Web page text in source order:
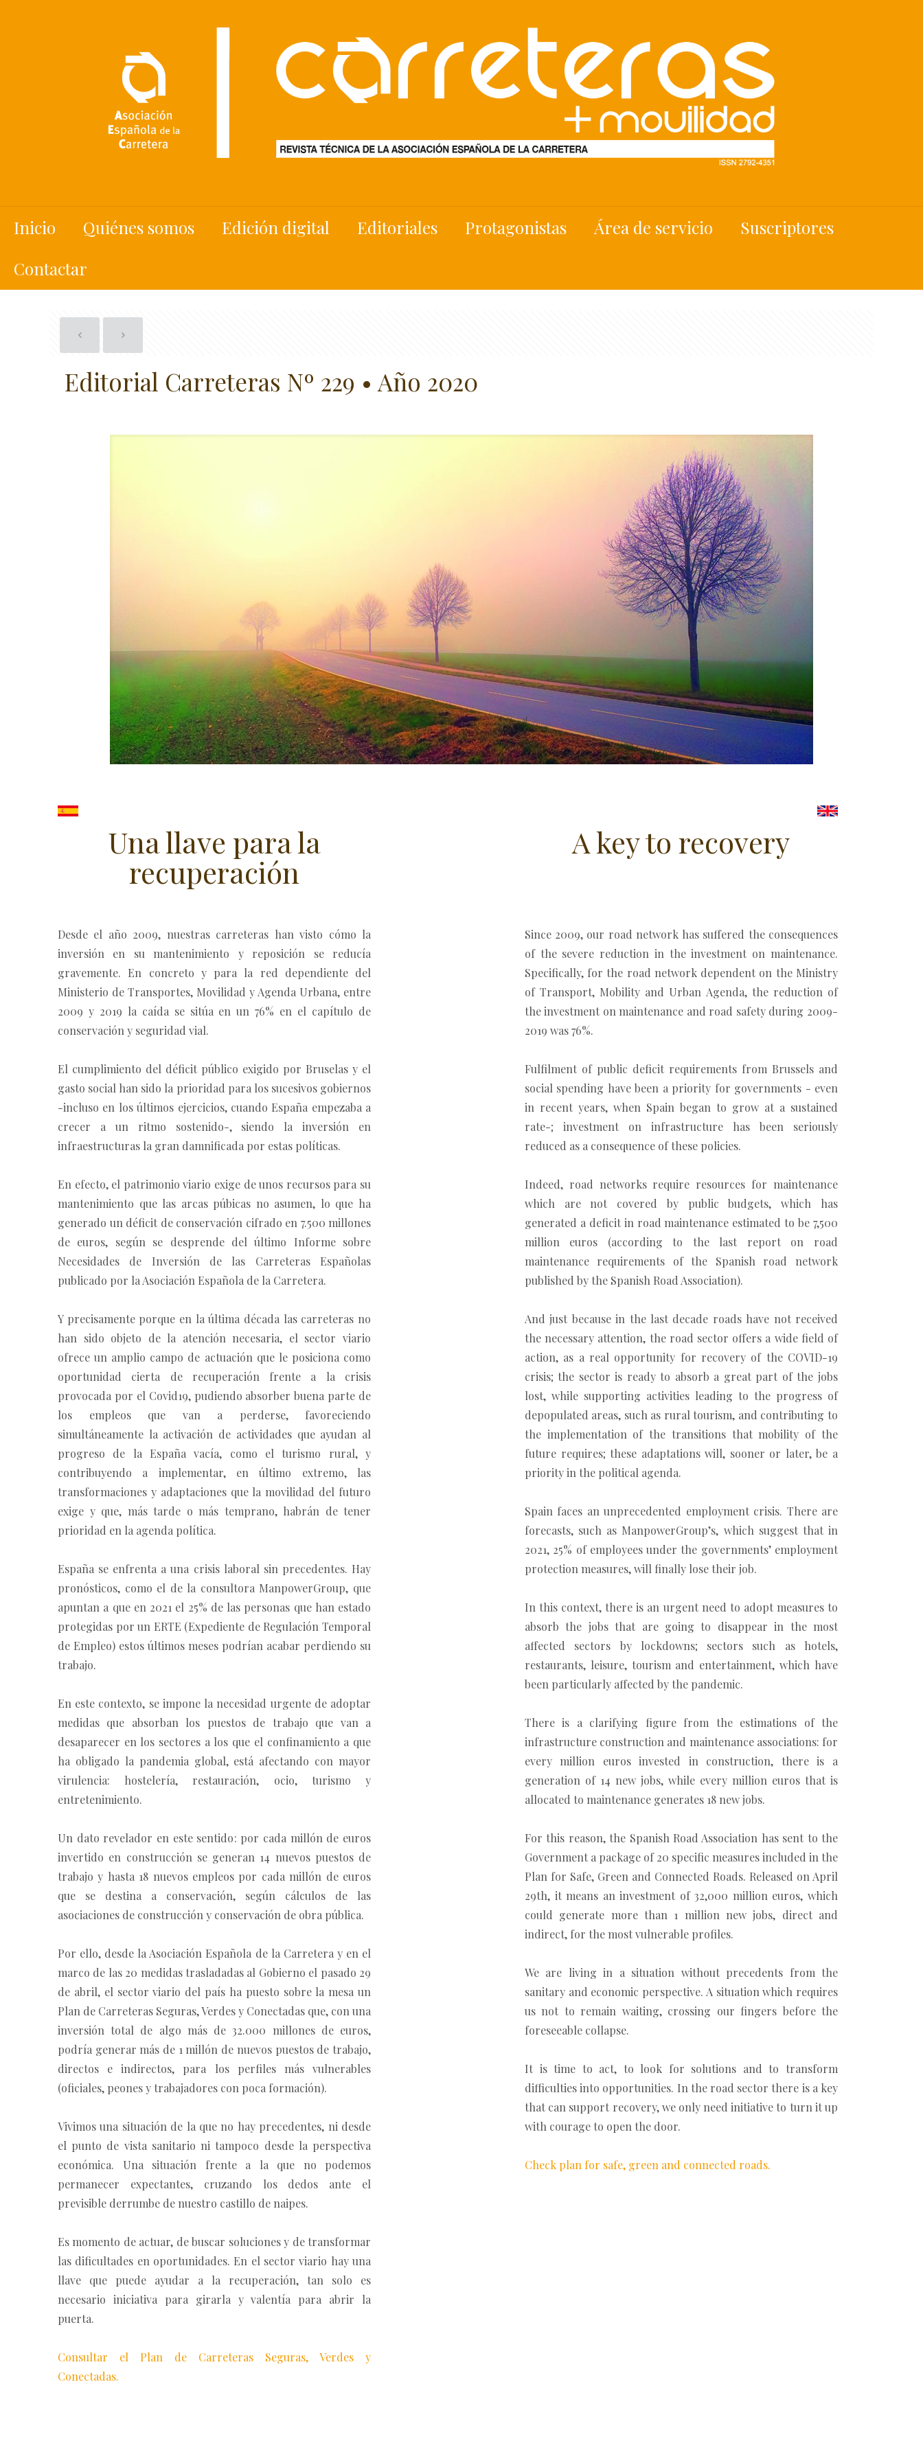
Inicio Quiénes somos Edición digital Editoriales Protagonistas Área de servicio
Suscriptores
Contactar
Editorial Carreteras Nº 229 • Año 2020
Una llave para la
recuperación
A key to recovery
Desde el año 2009, nuestras carreteras han visto cómo la
inversión en su mantenimiento y reposición se reducía
gravemente. En concreto y para la red dependiente del
Ministerio de Transportes, Movilidad y Agenda Urbana, entre
2009 y 2019 la caída se sitúa en un 76% en el capítulo de
conservación y seguridad vial.
El cumplimiento del déficit público exigido por Bruselas y el
gasto social han sido la prioridad para los sucesivos gobiernos
-incluso en los últimos ejercicios, cuando España empezaba a
crecer a un ritmo sostenido-, siendo la inversión en
infraestructuras la gran damnificada por estas políticas.
En efecto, el patrimonio viario exige de unos recursos para su
mantenimiento que las arcas púbicas no asumen, lo que ha
generado un déficit de conservación cifrado en 7.500 millones
de euros, según se desprende del último Informe sobre
Necesidades de Inversión de las Carreteras Españolas
publicado por la Asociación Española de la Carretera.
Y precisamente porque en la última década las carreteras no
han sido objeto de la atención necesaria, el sector viario
ofrece un amplio campo de actuación que le posiciona como
oportunidad cierta de recuperación frente a la crisis
provocada por el Covid19, pudiendo absorber buena parte de
los empleos que van a perderse, favoreciendo
simultáneamente la activación de actividades que ayudan al
progreso de la España vacía, como el turismo rural, y
contribuyendo a implementar, en último extremo, las
transformaciones y adaptaciones que la movilidad del futuro
exige y que, más tarde o más temprano, habrán de tener
prioridad en la agenda política.
España se enfrenta a una crisis laboral sin precedentes. Hay
pronósticos, como el de la consultora ManpowerGroup, que
apuntan a que en 2021 el 25% de las personas que han estado
protegidas por un ERTE (Expediente de Regulación Temporal
de Empleo) estos últimos meses podrían acabar perdiendo su
trabajo.
En este contexto, se impone la necesidad urgente de adoptar
medidas que absorban los puestos de trabajo que van a
desaparecer en los sectores a los que el confinamiento a que
ha obligado la pandemia global, está afectando con mayor
virulencia: hostelería, restauración, ocio, turismo y
entretenimiento.
Un dato revelador en este sentido: por cada millón de euros
invertido en construcción se generan 14 nuevos puestos de
trabajo y hasta 18 nuevos empleos por cada millón de euros
que se destina a conservación, según cálculos de las
asociaciones de construcción y conservación de obra pública.
Por ello, desde la Asociación Española de la Carretera y en el
marco de las 20 medidas trasladadas al Gobierno el pasado 29
de abril, el sector viario del país ha puesto sobre la mesa un
Plan de Carreteras Seguras, Verdes y Conectadas que, con una
inversión total de algo más de 32.000 millones de euros,
podría generar más de 1 millón de nuevos puestos de trabajo,
directos e indirectos, para los perfiles más vulnerables
(oficiales, peones y trabajadores con poca formación).
Vivimos una situación de la que no hay precedentes, ni desde
el punto de vista sanitario ni tampoco desde la perspectiva
económica. Una situación frente a la que no podemos
permanecer expectantes, cruzando los dedos ante el
previsible derrumbe de nuestro castillo de naipes.
Es momento de actuar, de buscar soluciones y de transformar
las dificultades en oportunidades. En el sector viario hay una
llave que puede ayudar a la recuperación, tan solo es
necesario iniciativa para girarla y valentía para abrir la
puerta.
Consultar el Plan de Carreteras Seguras, Verdes y
Conectadas.
Since 2009, our road network has suffered the consequences
of the severe reduction in the investment on maintenance.
Specifically, for the road network dependent on the Ministry
of Transport, Mobility and Urban Agenda, the reduction of
the investment on maintenance and road safety during 2009-
2019 was 76%.
Fulfilment of public deficit requirements from Brussels and
social spending have been a priority for governments - even
in recent years, when Spain began to grow at a sustained
rate-; investment on infrastructure has been seriously
reduced as a consequence of these policies.
Indeed, road networks require resources for maintenance
which are not covered by public budgets, which has
generated a deficit in road maintenance estimated to be 7,500
million euros (according to the last report on road
maintenance requirements of the Spanish road network
published by the Spanish Road Association).
And just because in the last decade roads have not received
the necessary attention, the road sector offers a wide field of
action, as a real opportunity for recovery of the COVID-19
crisis; the sector is ready to absorb a great part of the jobs
lost, while supporting activities leading to the progress of
depopulated areas, such as rural tourism, and contributing to
the implementation of the transitions that mobility of the
future requires; these adaptations will, sooner or later, be a
priority in the political agenda.
Spain faces an unprecedented employment crisis. There are
forecasts, such as ManpowerGroup’s, which suggest that in
2021, 25% of employees under the governments’ employment
protection measures, will finally lose their job.
In this context, there is an urgent need to adopt measures to
absorb the jobs that are going to disappear in the most
affected sectors by lockdowns; sectors such as hotels,
restaurants, leisure, tourism and entertainment, which have
been particularly affected by the pandemic.
There is a clarifying figure from the estimations of the
infrastructure construction and maintenance associations: for
every million euros invested in construction, there is a
generation of 14 new jobs, while every million euros that is
allocated to maintenance generates 18 new jobs.
For this reason, the Spanish Road Association has sent to the
Government a package of 20 specific measures included in the
Plan for Safe, Green and Connected Roads. Released on April
29th, it means an investment of 32,000 million euros, which
could generate more than 1 million new jobs, direct and
indirect, for the most vulnerable profiles.
We are living in a situation without precedents from the
sanitary and economic perspective. A situation which requires
us not to remain waiting, crossing our fingers before the
foreseeable collapse.
It is time to act, to look for solutions and to transform
difficulties into opportunities. In the road sector there is a key
that can support recovery, we only need initiative to turn it up
with courage to open the door.
Check plan for safe, green and connected roads.